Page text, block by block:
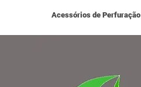
Acessórios de Perfuração